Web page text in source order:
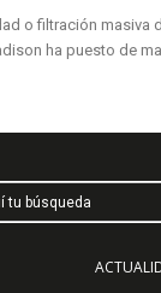
o filtración masiva
ha puesto de
tu búsqueda